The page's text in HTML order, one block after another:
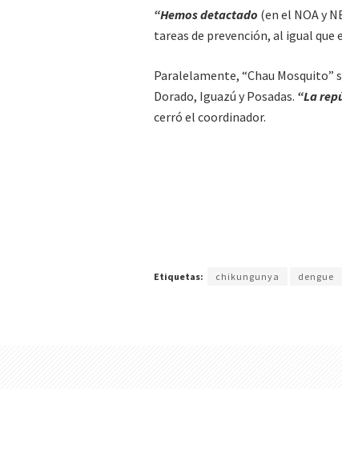
“Hemos detactado (en el NOA y
tareas de prevención, al igual
Paralelamente, “Chau Mosquito”
Dorado, Iguazú y Posadas. “La
cerró el coordinador.
Etiquetas: chikungunya dengue